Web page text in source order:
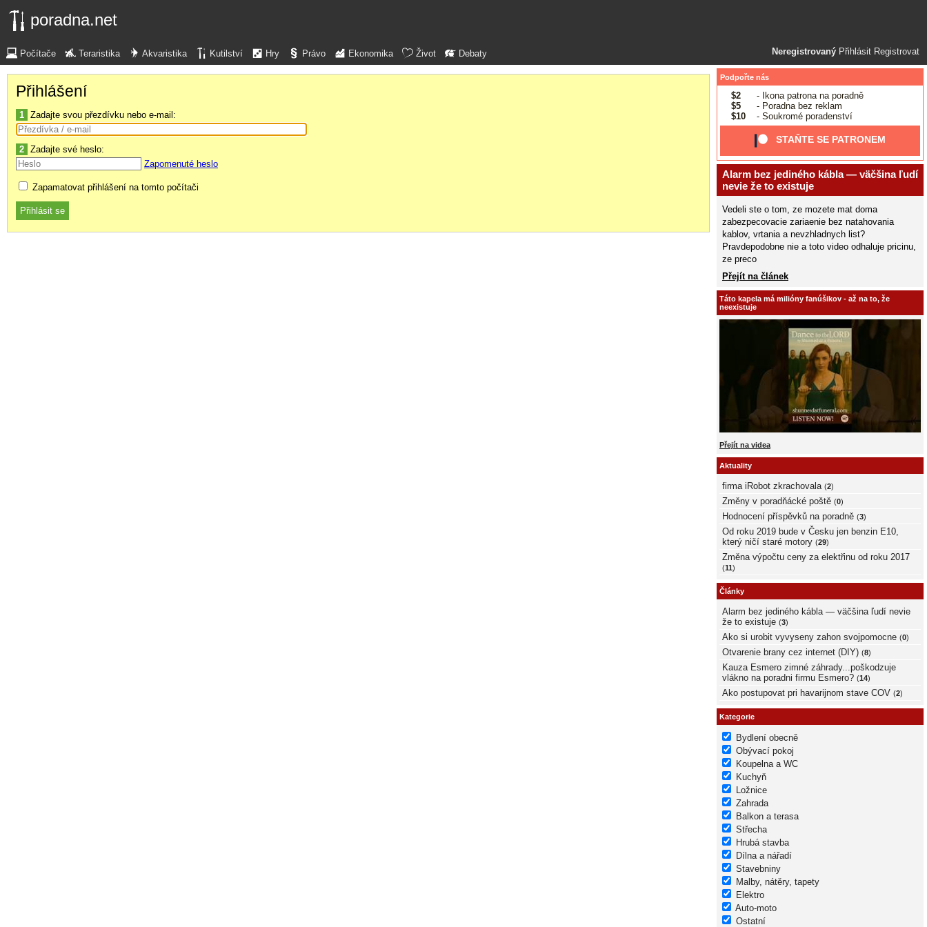
poradna.net
Neregistrovaný Přihlásit Registrovat
Počítače Teraristika Akvaristika Kutilství Hry Právo Ekonomika Život Debaty
Přihlášení
1 Zadajte svou přezdívku nebo e-mail:
2 Zadajte své heslo:
Zapomenuté heslo
Zapamatovat přihlášení na tomto počítači
Podpořte nás
$2
- Ikona patrona na poradně
$5
- Poradna bez reklam
$10
- Soukromé poradenství
STAŇTE SE PATRONEM
Alarm bez jediného kábla — väčšina ľudí
nevie že to existuje
Vedeli ste o tom, ze mozete mat doma
zabezpecovacie zariaenie bez natahovania
kablov, vrtania a nevzhladnych list?
Pravdepodobne nie a toto video odhaluje pricinu,
ze preco
Přejít na článek
Táto kapela má milióny fanúšikov - až na to, že
neexistuje
Přejít na videa
Aktuality
firma iRobot zkrachovala (2)
Změny v poradňácké poště (0)
Hodnocení příspěvků na poradně (3)
Od roku 2019 bude v Česku jen benzin E10,
který ničí staré motory (29)
Změna výpočtu ceny za elektřinu od roku 2017
(11)
Články
Alarm bez jediného kábla — väčšina ľudí nevie
že to existuje (3)
Ako si urobit vyvyseny zahon svojpomocne (0)
Otvarenie brany cez internet (DIY) (8)
Kauza Esmero zimné záhrady...poškodzuje
vlákno na poradni firmu Esmero? (14)
Ako postupovat pri havarijnom stave COV (2)
Kategorie
Bydlení obecně
Obývací pokoj
Koupelna a WC
Kuchyň
Ložnice
Zahrada
Balkon a terasa
Střecha
Hrubá stavba
Dílna a nářadí
Stavebniny
Malby, nátěry, tapety
Elektro
Auto-moto
Ostatní